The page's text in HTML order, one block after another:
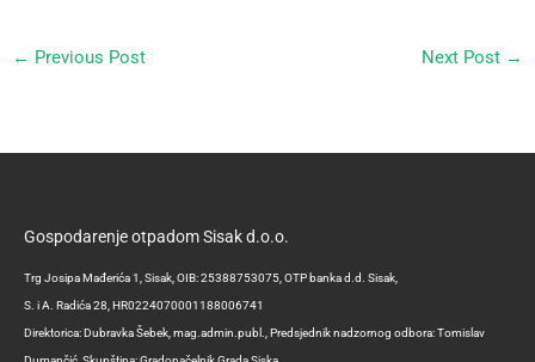
← Previous Post Next Post →
Gospodarenje otpadom Sisak d.o.o.
Trg Josipa Mađerića 1, Sisak, OIB: 25388753075, OTP banka d.d. Sisak,
S. i A. Radića 28, HR0224070001188006741
Direktorica: Dubravka Šebek, mag.admin.publ., Predsjednik nadzornog odbora: Tomislav